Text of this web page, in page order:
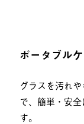
ポータブル
グラスを汚れ
で、簡単・安
す。